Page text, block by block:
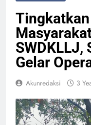
SWDKLLJ,
Gelar
Akunredaksi 3